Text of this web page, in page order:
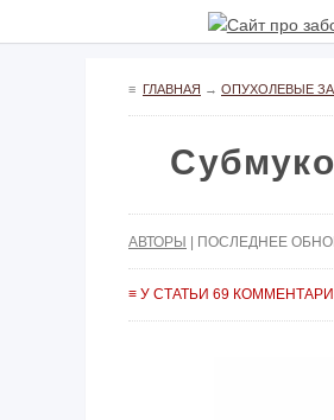
≡ ГЛАВНАЯ → ОПУХОЛЕВЫЕ
АВТОРЫ | ПОСЛЕДНЕЕ
≡ У СТАТЬИ 69